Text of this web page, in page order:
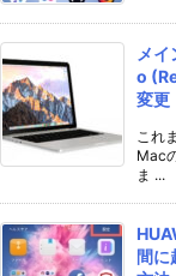
メ
o
変更
これ
Mac
ま ...
間に